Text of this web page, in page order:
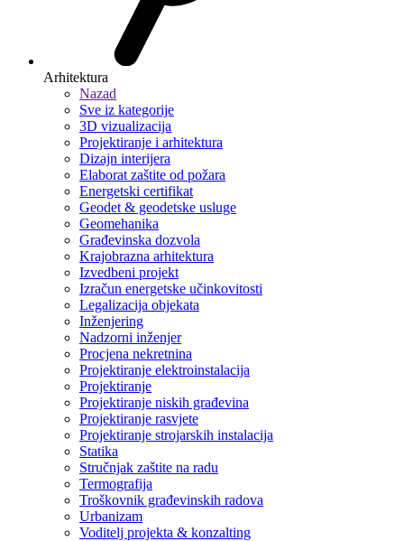
Arhitektura
Nazad
Sve iz kategorije
3D vizualizacija
Projektiranje i arhitektura
Dizajn interijera
Elaborat zaštite od požara
Energetski certifikat
Geodet & geodetske usluge
Geomehanika
Građevinska dozvola
Krajobrazna arhitektura
Izvedbeni projekt
Izračun energetske učinkovitosti
Legalizacija objekata
Inženjering
Nadzorni inženjer
Procjena nekretnina
Projektiranje elektroinstalacija
Projektiranje
Projektiranje niskih građevina
Projektiranje rasvjete
Projektiranje strojarskih instalacija
Statika
Stručnjak zaštite na radu
Termografija
Troškovnik građevinskih radova
Urbanizam
Voditelj projekta & konzalting